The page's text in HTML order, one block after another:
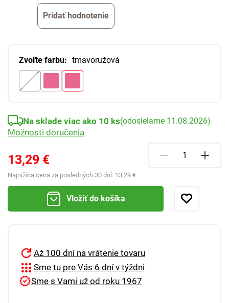
Pridať hodnotenie
Zvoľte farbu: tmavoružová
13,29 €
Najnižšia cena za posledných 30 dní: 13,29 €
Na sklade viac ako 10 ks(odosielame 11.08.2026)
Možnosti doručenia
Vložiť do košíka
Až 100 dní na vrátenie tovaru
Sme tu pre Vás 6 dní v týždni
Sme s Vami už od roku 1967